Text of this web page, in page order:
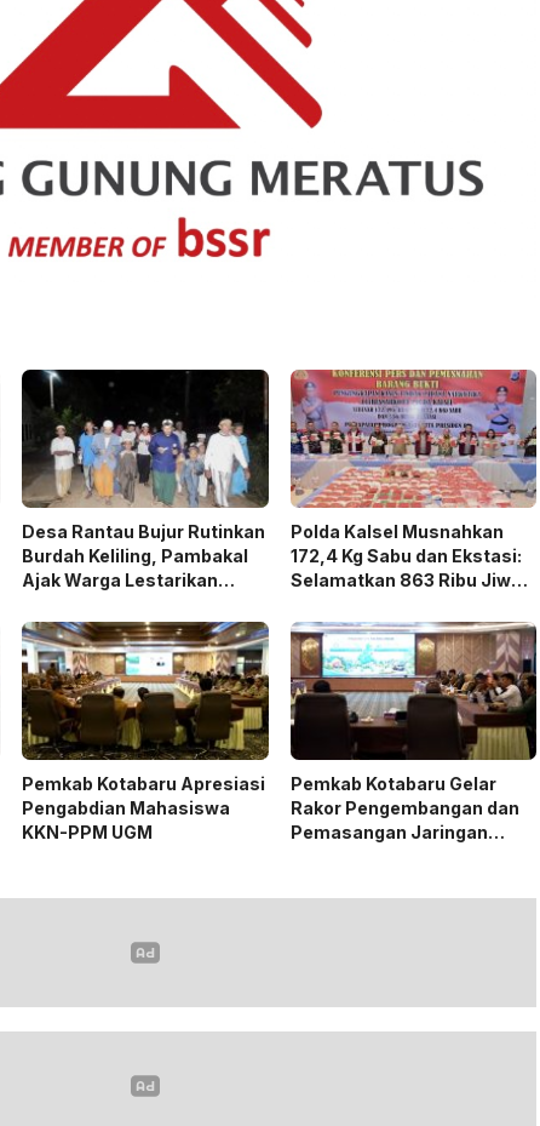
Desa Rantau Bujur Rutinkan
Burdah Keliling, Pambakal
Ajak Warga Lestarikan
Polda Kalsel Musnahkan
172,4 Kg Sabu dan Ekstasi:
Selamatkan 863 Ribu Jiwa
4,3 Triliun
Pemkab Kotabaru Apresiasi
Pengabdian Mahasiswa
KKN-PPM UGM
Pemkab Kotabaru Gelar
Rakor Pengembangan dan
Pemasangan Jaringan